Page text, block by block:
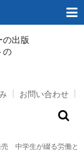
出版
の
お問い合わせ
中学生が綴る労働と